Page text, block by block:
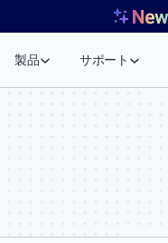
製品 サポート